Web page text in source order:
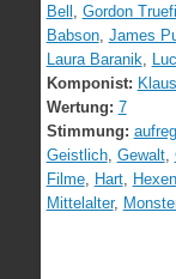
Bell , Gordon
Babson, James
Laura Baranik,
Komponist:
Wertung: 7
Stimmung:
Geistlich, Gewalt,
Filme, Hart, Hexen
Mittelalter,